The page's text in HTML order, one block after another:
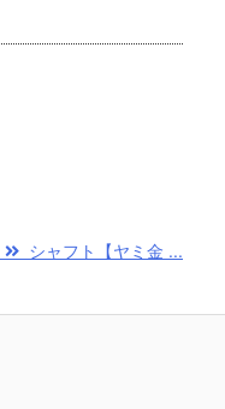
シャフト【ヤミ金 ...